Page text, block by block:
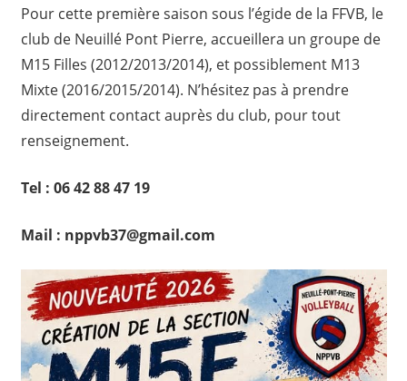
Pour cette première saison sous l’égide de la FFVB, le
club de Neuillé Pont Pierre, accueillera un groupe de
M15 Filles (2012/2013/2014), et possiblement M13
Mixte (2016/2015/2014). N’hésitez pas à prendre
directement contact auprès du club, pour tout
renseignement.
Tel : 06 42 88 47 19
Mail : nppvb37@gmail.com